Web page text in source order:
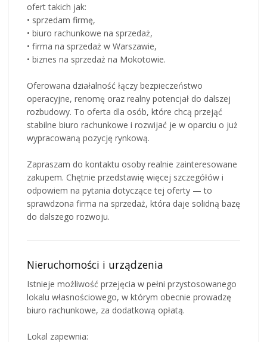
ofert takich jak:
• sprzedam firmę,
• biuro rachunkowe na sprzedaż,
• firma na sprzedaż w Warszawie,
• biznes na sprzedaż na Mokotowie.
Oferowana działalność łączy bezpieczeństwo
operacyjne, renomę oraz realny potencjał do dalszej
rozbudowy. To oferta dla osób, które chcą przejąć
stabilne biuro rachunkowe i rozwijać je w oparciu o już
wypracowaną pozycję rynkową.
Zapraszam do kontaktu osoby realnie zainteresowane
zakupem. Chętnie przedstawię więcej szczegółów i
odpowiem na pytania dotyczące tej oferty — to
sprawdzona firma na sprzedaż, która daje solidną bazę
do dalszego rozwoju.
Nieruchomości i urządzenia
Istnieje możliwość przejęcia w pełni przystosowanego
lokalu własnościowego, w którym obecnie prowadzę
biuro rachunkowe, za dodatkową opłatą.
Lokal zapewnia: